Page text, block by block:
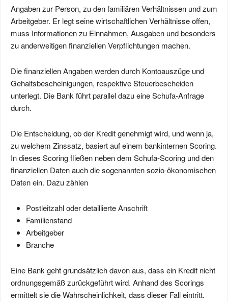
Angaben zur Person, zu den familiären Verhältnissen und zum
Arbeitgeber. Er legt seine wirtschaftlichen Verhältnisse offen,
muss Informationen zu Einnahmen, Ausgaben und besonders
zu anderweitigen finanziellen Verpflichtungen machen.
Die finanziellen Angaben werden durch Kontoauszüge und
Gehaltsbescheinigungen, respektive Steuerbescheiden
unterlegt. Die Bank führt parallel dazu eine Schufa-Anfrage
durch.
Die Entscheidung, ob der Kredit genehmigt wird, und wenn ja,
zu welchem Zinssatz, basiert auf einem bankinternen Scoring.
In dieses Scoring fließen neben dem Schufa-Scoring und den
finanziellen Daten auch die sogenannten sozio-ökonomischen
Daten ein. Dazu zählen
Postleitzahl oder detaillierte Anschrift
Familienstand
Arbeitgeber
Branche
Eine Bank geht grundsätzlich davon aus, dass ein Kredit nicht
ordnungsgemäß zurückgeführt wird. Anhand des Scorings
ermittelt sie die Wahrscheinlichkeit, dass dieser Fall eintritt.